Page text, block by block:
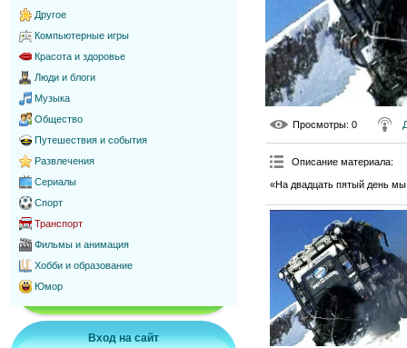
Другое
Компьютерные игры
Красота и здоровье
Люди и блоги
Музыка
Общество
Путешествия и события
Развлечения
Сериалы
Спорт
Транспорт
Фильмы и анимация
Хобби и образование
Юмор
Вход на сайт
Просмотры: 0
Описание материала:
«На двадцать пятый день